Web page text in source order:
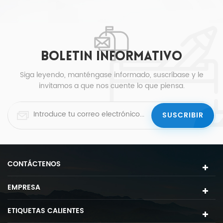
BOLETIN INFORMATIVO
Siga leyendo, manténgase informado, suscríbase y le
invitamos a que nos cuente lo que piensa.
CONTÁCTENOS
EMPRESA
ETIQUETAS CALIENTES